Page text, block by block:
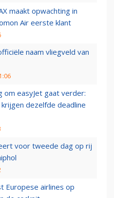
maakt opwachting in
Air eerste klant
naam vliegveld van
om easyJet gaat verder:
dezelfde deadline
voor tweede dag op rij
Europese airlines op